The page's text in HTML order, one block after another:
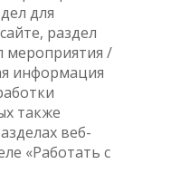
для
раздел
мероприятия /
информация
также
веб-
«Работать с